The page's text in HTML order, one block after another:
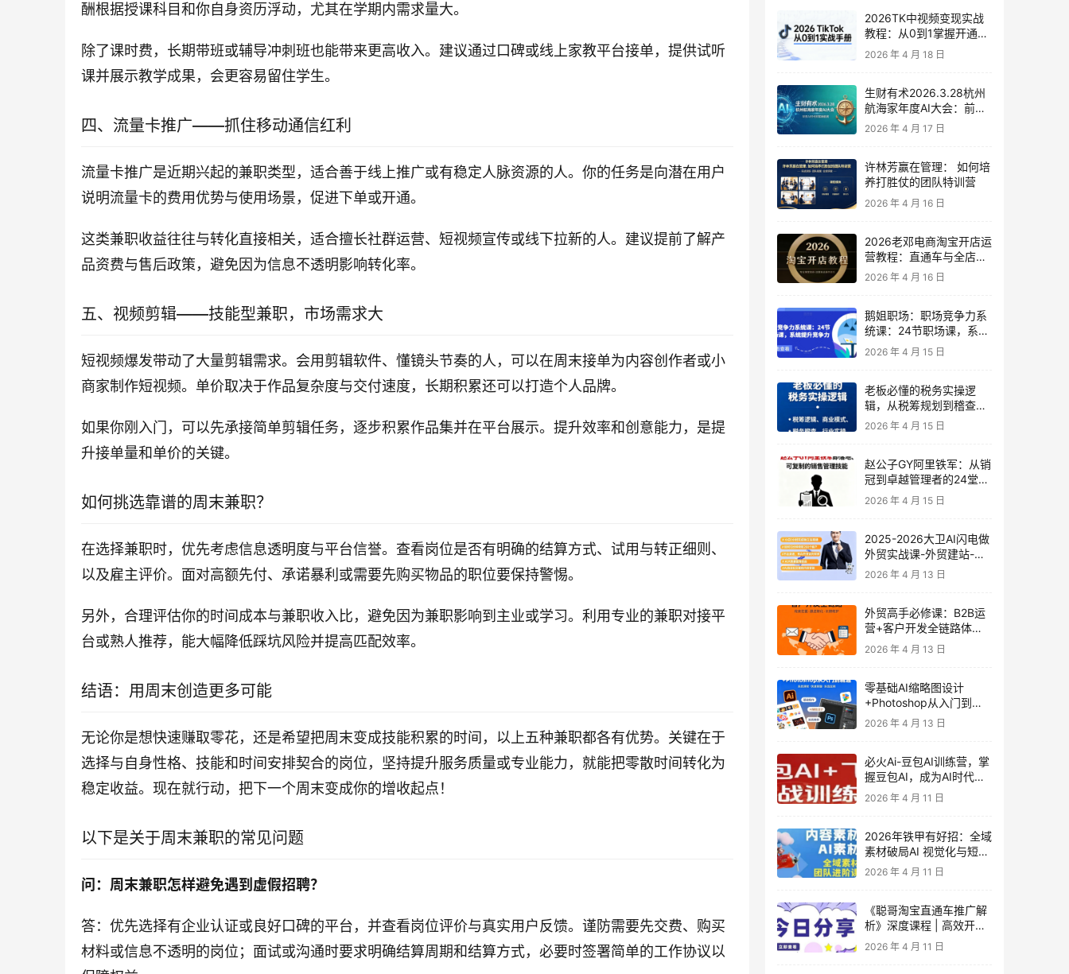
酬根据授课科目和你自身资历浮动，尤其在学期内需求量大。
除了课时费，长期带班或辅导冲刺班也能带来更高收入。建议通过口碑或线上家教平台接单，提供试听
课并展示教学成果，会更容易留住学生。
四、流量卡推广——抓住移动通信红利
流量卡推广是近期兴起的兼职类型，适合善于线上推广或有稳定人脉资源的人。你的任务是向潜在用户
说明流量卡的费用优势与使用场景，促进下单或开通。
这类兼职收益往往与转化直接相关，适合擅长社群运营、短视频宣传或线下拉新的人。建议提前了解产
品资费与售后政策，避免因为信息不透明影响转化率。
五、视频剪辑——技能型兼职，市场需求大
短视频爆发带动了大量剪辑需求。会用剪辑软件、懂镜头节奏的人，可以在周末接单为内容创作者或小
商家制作短视频。单价取决于作品复杂度与交付速度，长期积累还可以打造个人品牌。
如果你刚入门，可以先承接简单剪辑任务，逐步积累作品集并在平台展示。提升效率和创意能力，是提
升接单量和单价的关键。
如何挑选靠谱的周末兼职？
在选择兼职时，优先考虑信息透明度与平台信誉。查看岗位是否有明确的结算方式、试用与转正细则、
以及雇主评价。面对高额先付、承诺暴利或需要先购买物品的职位要保持警惕。
另外，合理评估你的时间成本与兼职收入比，避免因为兼职影响到主业或学习。利用专业的兼职对接平
台或熟人推荐，能大幅降低踩坑风险并提高匹配效率。
结语：用周末创造更多可能
无论你是想快速赚取零花，还是希望把周末变成技能积累的时间，以上五种兼职都各有优势。关键在于
选择与自身性格、技能和时间安排契合的岗位，坚持提升服务质量或专业能力，就能把零散时间转化为
稳定收益。现在就行动，把下一个周末变成你的增收起点！
以下是关于周末兼职的常见问题
问：周末兼职怎样避免遇到虚假招聘？
答：优先选择有企业认证或良好口碑的平台，并查看岗位评价与真实用户反馈。谨防需要先交费、购买
材料或信息不透明的岗位；面试或沟通时要求明确结算周期和结算方式，必要时签署简单的工作协议以
2026TK中视频变现实战
教程：从0到1掌握开通、
养号、剪辑到变现，新手
副业首选
2026 年 4 月 18 日
生财有术2026.3.28杭州
航海家年度AI大会：前沿
趋势×落地案例×技能图谱
2026 年 4 月 17 日
许林芳赢在管理： 如何培
养打胜仗的团队特训营
2026 年 4 月 16 日
2026老邓电商淘宝开店运
营教程：直通车与全店推
广系统课
2026 年 4 月 16 日
鹅姐职场：职场竞争力系
统课：24节职场课，系统
提升竞争力
2026 年 4 月 15 日
老板必懂的税务实操逻
辑，从税筹规划到稽查应
对，为企业稳健增长保驾
2026 年 4 月 15 日
赵公子GY阿里铁军：从销
冠到卓越管理者的24堂实
战课
2026 年 4 月 15 日
2025-2026大卫AI闪电做
外贸实战课-外贸建站-开
发客户-内容营销-从0到3
2026 年 4 月 13 日
外贸高手必修课：B2B运
营+客户开发全链路体系
课 | 从0到1成为外贸精英
2026 年 4 月 13 日
零基础AI缩略图设计
+Photoshop从入门到精
通 全套教程（含形象照拍
2026 年 4 月 13 日
必火Ai-豆包AI训练营，掌
握豆包AI，成为AI时代的
全能型人才
2026 年 4 月 11 日
2026年铁甲有好招：全域
素材破局AI 视觉化与短剧
营销实战指南——高效增
策略
2026 年 4 月 11 日
《聪哥淘宝直通车推广解
析》深度课程 | 高效开
车、极速投产系统实操课
2026 年 4 月 11 日